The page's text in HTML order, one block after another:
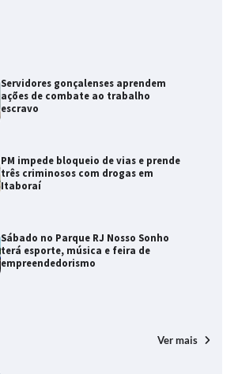
Servidores gonçalenses aprendem
ações de combate ao trabalho
escravo
PM impede bloqueio de vias e prende
três criminosos com drogas em
Itaboraí
Sábado no Parque RJ Nosso Sonho
terá esporte, música e feira de
empreendedorismo
Ver mais